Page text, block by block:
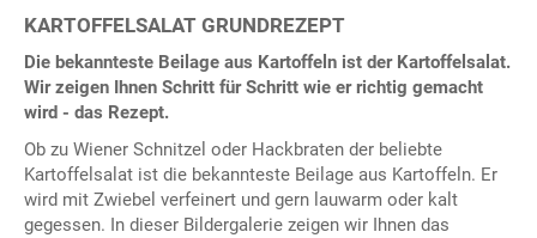
KARTOFFELSALAT GRUNDREZEPT
Die bekannteste Beilage aus Kartoffeln ist der Kartoffelsalat.
Wir zeigen Ihnen Schritt für Schritt wie er richtig gemacht
wird - das Rezept.
Ob zu Wiener Schnitzel oder Hackbraten der beliebte
Kartoffelsalat ist die bekannteste Beilage aus Kartoffeln. Er
wird mit Zwiebel verfeinert und gern lauwarm oder kalt
gegessen. In dieser Bildergalerie zeigen wir Ihnen das